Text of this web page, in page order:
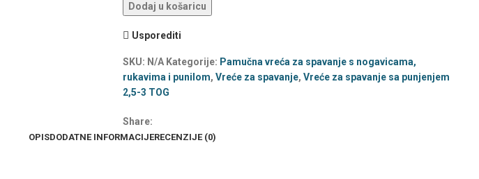
Dodaj u košaricu
Usporediti
SKU: N/A Kategorije: Pamučna vreća za spavanje s nogavicama,
rukavima i punilom, Vreće za spavanje, Vreće za spavanje sa punjenjem
2,5-3 TOG
Share:
OPISDODATNE INFORMACIJERECENZIJE (0)